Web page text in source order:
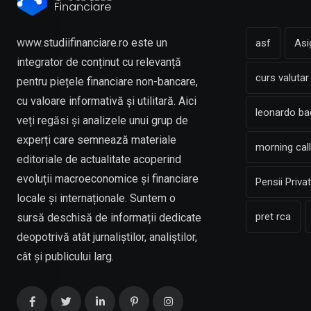
www.studiifinanciare.ro este un
integrator de conținut cu relevanță
pentru piețele financiare non-bancare,
cu valoare informativă și utilitară. Aici
veți regăsi și analizele unui grup de
experți care semnează materiale
editoriale de actualitate acoperind
evoluții macroeconomice și financiare
locale și internaționale. Suntem o
sursă deschisă de informații dedicate
deopotrivă atât jurnaliștilor, analiștilor,
cât și publicului larg.
asf
curs valutar
leonardo
morning
Pensii
pret rca